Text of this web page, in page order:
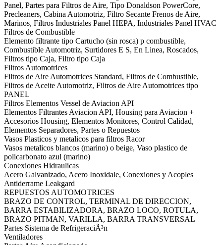
Panel, Partes para Filtros de Aire, Tipo Donaldson PowerCore,
Precleaners, Cabina Automotriz, Filtro Secante Frenos de Aire,
Marinos, Filtros Industriales Panel HEPA, Industriales Panel HVAC
Filtros de Combustible
Elemento filtrante tipo Cartucho (sin rosca) p combustible,
Combustible Automotriz, Surtidores E S, En Linea, Roscados,
Filtros tipo Caja, Filtro tipo Caja
Filtros Automotrices
Filtros de Aire Automotrices Standard, Filtros de Combustible,
Filtros de Aceite Automotriz, Filtros de Aire Automotrices tipo
PANEL
Filtros Elementos Vessel de Aviacion API
Elementos Filtrantes Aviacion API, Housing para Aviacion +
Accesorios Housing, Elementos Monitores, Control Calidad,
Elementos Separadores, Partes o Repuestos
Vasos Plasticos y metalicos para filtros Racor
Vasos metalicos blancos (marino) o beige, Vaso plastico de
policarbonato azul (marino)
Conexiones Hidraulicas
Acero Galvanizado, Acero Inoxidale, Conexiones y Acoples
Antiderrame Leakgard
REPUESTOS AUTOMOTRICES
BRAZO DE CONTROL, TERMINAL DE DIRECCION,
BARRA ESTABILIZADORA, BRAZO LOCO, ROTULA,
BRAZO PITMAN, VARILLA, BARRA TRANSVERSAL
Partes Sistema de RefrigeraciÃ³n
Ventiladores